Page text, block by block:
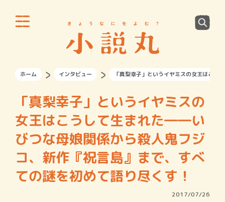
ホーム インタビュー 「真梨幸子」というイヤミスの女王はこ
「真梨幸子」というイヤミスの
女王はこうして生まれた――い
びつな母娘関係から殺人鬼フジ
コ、新作『祝言島』まで、すべ
ての謎を初めて語り尽くす！
2017/07/26